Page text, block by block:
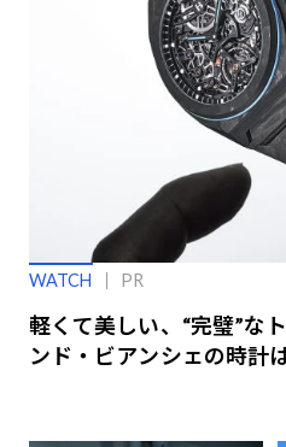
WATCH PR
軽くて美しい、“完璧”な
ンド・ビアンシェの時計